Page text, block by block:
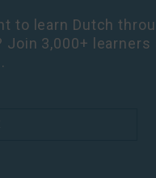
to learn Dutch
Join 3,000+